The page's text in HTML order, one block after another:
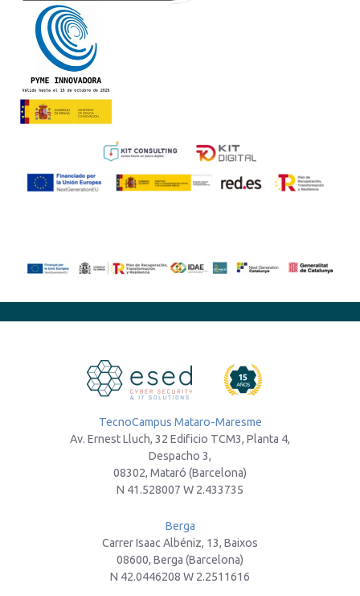
TecnoCampus Mataro-Maresme
Av. Ernest Lluch, 32 Edificio TCM3, Planta 4,
Despacho 3,
08302, Mataró (Barcelona)
N 41.528007 W 2.433735
Berga
Carrer Isaac Albéniz, 13, Baixos
08600, Berga (Barcelona)
N 42.0446208 W 2.2511616